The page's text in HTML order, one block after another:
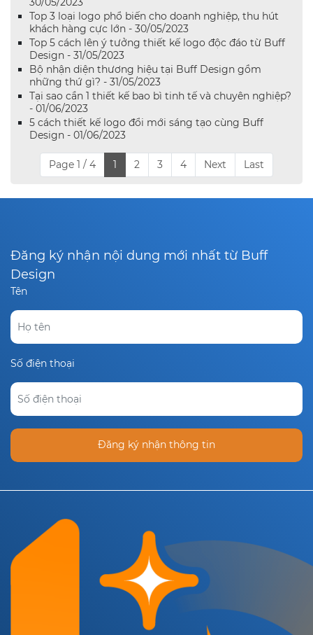
Top 3 loại logo phổ biến cho doanh nghiệp, thu hút
khách hàng cực lớn - 30/05/2023
Top 5 cách lên ý tưởng thiết kế logo độc đáo từ Buff
Design - 31/05/2023
Bộ nhận diện thương hiệu tại Buff Design gồm
những thứ gì? - 31/05/2023
Tại sao cần 1 thiết kế bao bì tinh tế và chuyên nghiệp?
- 01/06/2023
5 cách thiết kế logo đổi mới sáng tạo cùng Buff
Design - 01/06/2023
Page 1 / 4 1 2 3 4 Next Last
Đăng ký nhận nội dung mới nhất từ Buff
Design
Tên
Số điện thoại